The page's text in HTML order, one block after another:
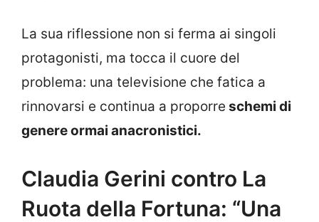
La sua riflessione non si ferma ai singoli
protagonisti, ma tocca il cuore del
problema: una televisione che fatica a
rinnovarsi e continua a proporre schemi di
genere ormai anacronistici.
Claudia Gerini contro La
Ruota della Fortuna: “Una